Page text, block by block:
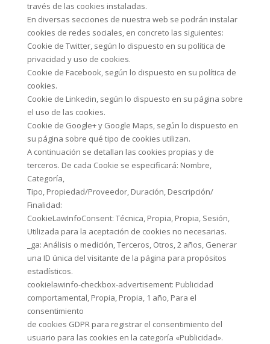
través de las cookies instaladas.
En diversas secciones de nuestra web se podrán instalar
cookies de redes sociales, en concreto las siguientes:
Cookie de Twitter, según lo dispuesto en su política de
privacidad y uso de cookies.
Cookie de Facebook, según lo dispuesto en su política de
cookies.
Cookie de Linkedin, según lo dispuesto en su página sobre
el uso de las cookies.
Cookie de Google+ y Google Maps, según lo dispuesto en
su página sobre qué tipo de cookies utilizan.
A continuación se detallan las cookies propias y de
terceros. De cada Cookie se especificará: Nombre,
Categoría,
Tipo, Propiedad/Proveedor, Duración, Descripción/
Finalidad:
CookieLawInfoConsent: Técnica, Propia, Propia, Sesión,
Utilizada para la aceptación de cookies no necesarias.
_ga: Análisis o medición, Terceros, Otros, 2 años, Generar
una ID única del visitante de la página para propósitos
estadísticos.
cookielawinfo-checkbox-advertisement: Publicidad
comportamental, Propia, Propia, 1 año, Para el
consentimiento
de cookies GDPR para registrar el consentimiento del
usuario para las cookies en la categoría «Publicidad».